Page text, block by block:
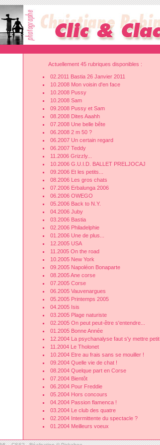
Actuellement 45 rubriques disponibles :
02.2011 Bastia 26 Janvier 2011
10.2008 Mon voisin d'en face
10.2008 Pussy
10.2008 Sam
09.2008 Pussy et Sam
08.2008 Dites Aaahh
07.2008 Une belle bête
06.2008 2 m 50 ?
06.2007 Un certain regard
06.2007 Teddy
11.2006 Grizzly...
10.2006 G.U.I.D. BALLET PRELJOCAJ
09.2006 Et les petits...
08.2006 Les gros chats
07.2006 Erbalunga 2006
06.2006 OWEGO
05.2006 Back to N.Y.
04.2006 Juby
03.2006 Bastia
02.2006 Philadelphie
01.2006 Une de plus...
12.2005 USA
11.2005 On the road
10.2005 New York
09.2005 Napoléon Bonaparte
08.2005 Ane corse
07.2005 Corse
06.2005 Vauvenargues
05.2005 Printemps 2005
04.2005 Isis
03.2005 Plage naturiste
02.2005 On peut peut-être s'entendre...
01.2005 Bonne Année
12.2004 La psychanalyse faut s'y mettre petit
11.2004 Le Tholonet
10.2004 Etre au frais sans se mouiller !
09.2004 Quelle vie de chat !
08.2004 Quelque part en Corse
07.2004 Bientôt
06.2004 Pour Freddie
05.2004 Hors concours
04.2004 Passion flamenca !
03.2004 Le club des quatre
02.2004 Intermittente du spectacle ?
01.2004 Meilleurs voeux